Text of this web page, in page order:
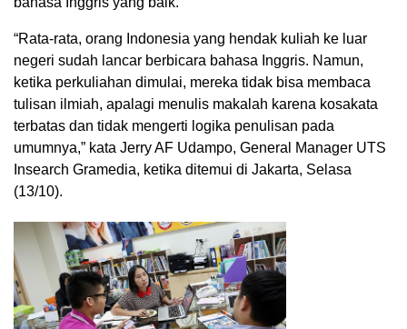
“Rata-rata, orang Indonesia yang hendak kuliah ke luar
negeri sudah lancar berbicara bahasa Inggris. Namun,
ketika perkuliahan dimulai, mereka tidak bisa membaca
tulisan ilmiah, apalagi menulis makalah karena kosakata
terbatas dan tidak mengerti logika penulisan pada
umumnya,” kata Jerry AF Udampo, General Manager UTS
Insearch Gramedia, ketika ditemui di Jakarta, Selasa
(13/10).